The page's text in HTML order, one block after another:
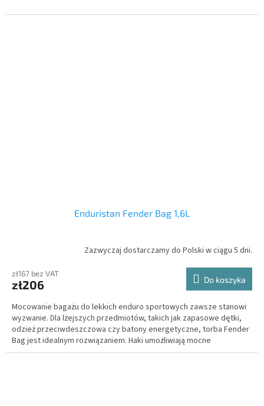
Enduristan Fender Bag 1,6L
Zazwyczaj dostarczamy do Polski w ciągu 5 dni.
zł167 bez VAT
zł206 Do koszyka
Mocowanie bagażu do lekkich enduro sportowych zawsze stanowi
wyzwanie. Dla lżejszych przedmiotów, takich jak zapasowe dętki,
odzież przeciwdeszczowa czy batony energetyczne, torba Fender
Bag jest idealnym rozwiązaniem. Haki umożliwiają mocne
zaciągnięcie paska, zapewniając pewne połączenie z błotnikiem.